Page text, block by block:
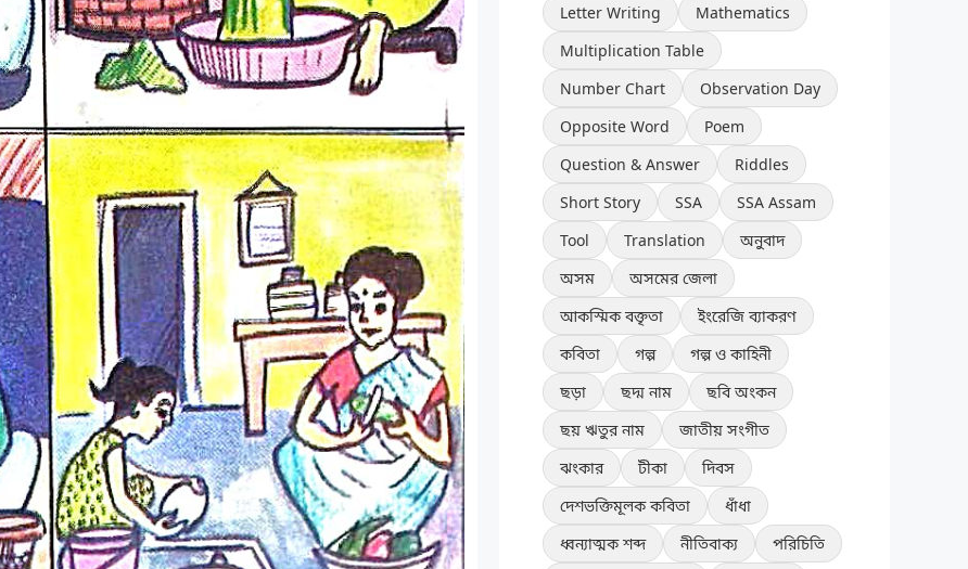
Letter Writing
Mathematics
Multiplication Table
Number Chart
Observation Day
Opposite Word
Poem
Question & Answer
Riddles
Short Story
SSA
SSA Assam
Tool
Translation
অনুবাদ
অসম
অসমের জেলা
আকস্মিক বক্তৃতা
ইংরেজি ব্যাকরণ
কবিতা
গল্প
গল্প ও কাহিনী
ছড়া
ছদ্ম নাম
ছবি অংকন
ছয় ঋতুর নাম
জাতীয় সংগীত
ঝংকার
টীকা
দিবস
দেশভক্তিমূলক কবিতা
ধাঁধা
ধ্বন্যাত্মক শব্দ
নীতিবাক্য
পরিচিতি